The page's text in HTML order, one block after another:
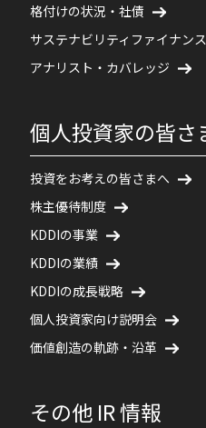
格付けの状況・社債
サステナビリティファイナンス
アナリスト・カバレッジ
個人投資家の皆さ
投資をお考えの皆さまへ
株主優待制度
KDDIの事業
KDDIの業績
KDDIの成長戦略
個人投資家向け説明会
価値創造の軌跡・沿革
その他 IR 情報